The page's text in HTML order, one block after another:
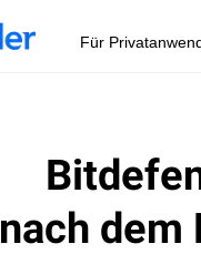
Für
nach dem